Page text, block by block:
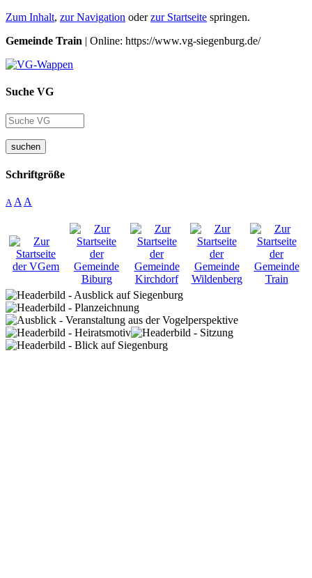
Zum Inhalt, zur Navigation oderzur Startseite springen.
Gemeinde Train | Online: https://www.vg-siegenburg.de/
Suche VG
suchen
Schriftgröße
A A A